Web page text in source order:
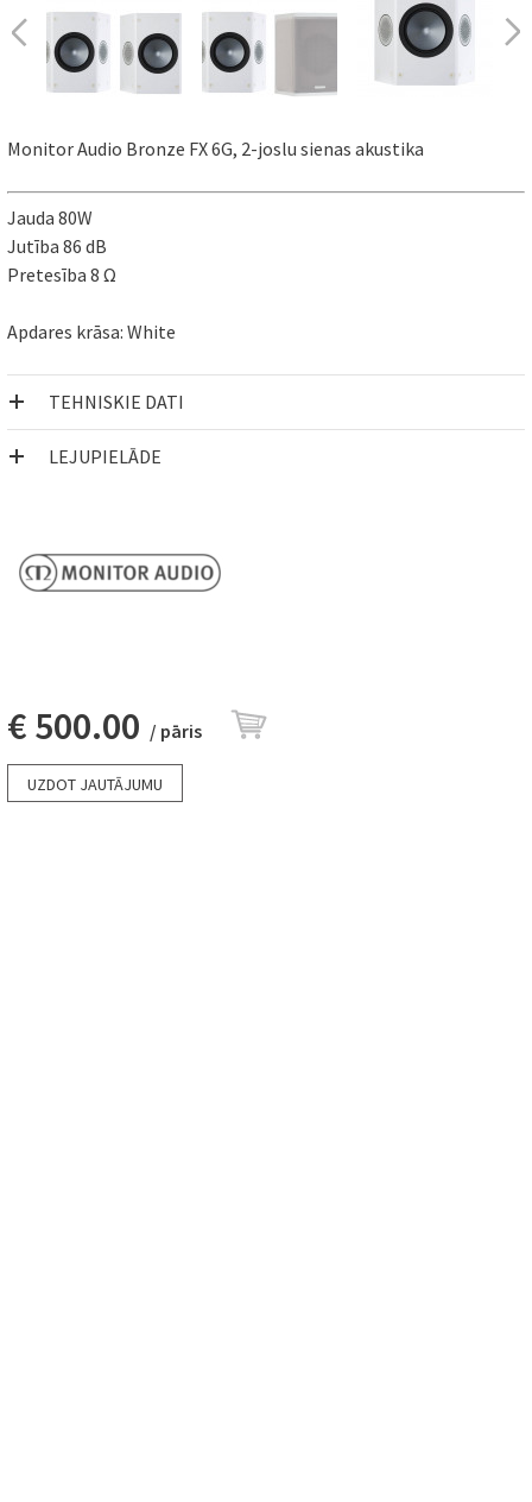
Monitor Audio Bronze FX 6G, 2-joslu sienas akustika
Jauda 80W
Jutība 86 dB
Pretesība 8 Ω
Apdares krāsa: White
TEHNISKIE DATI
LEJUPIELĀDE
€ 500.00 / pāris
UZDOT JAUTĀJUMU